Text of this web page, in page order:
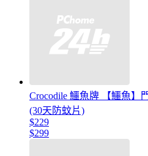
Crocodile 鱷魚牌 【鱷魚】
(30天防蚊片)
$229
$299